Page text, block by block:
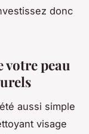
donc
votre peau
aussi simple
visage